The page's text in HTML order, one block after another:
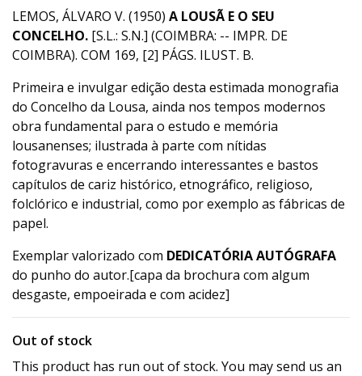
LEMOS, ÁLVARO V. (1950) A LOUSÃ E O SEU
CONCELHO. [S.L.: S.N.] (COIMBRA: -- IMPR. DE
COIMBRA). COM 169, [2] PÁGS. ILUST. B.
Primeira e invulgar edição desta estimada monografia
do Concelho da Lousa, ainda nos tempos modernos
obra fundamental para o estudo e memória
lousanenses; ilustrada à parte com nítidas
fotogravuras e encerrando interessantes e bastos
capítulos de cariz histórico, etnográfico, religioso,
folclórico e industrial, como por exemplo as fábricas de
papel.
Exemplar valorizado com DEDICATÓRIA AUTÓGRAFA
do punho do autor.[capa da brochura com algum
desgaste, empoeirada e com acidez]
Out of stock
This product has run out of stock. You may send us an